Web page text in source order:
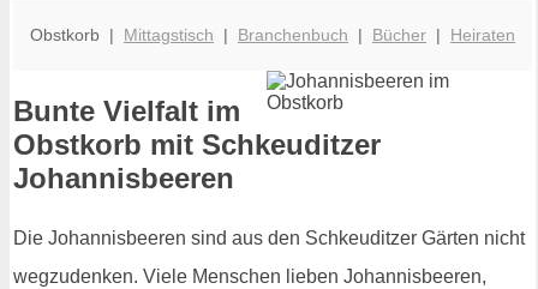
Obstkorb | Mittagstisch | Branchenbuch | Bücher | Heiraten
Bunte Vielfalt im
Obstkorb mit Schkeuditzer
Johannisbeeren
Die Johannisbeeren sind aus den Schkeuditzer Gärten nicht
wegzudenken. Viele Menschen lieben Johannisbeeren,